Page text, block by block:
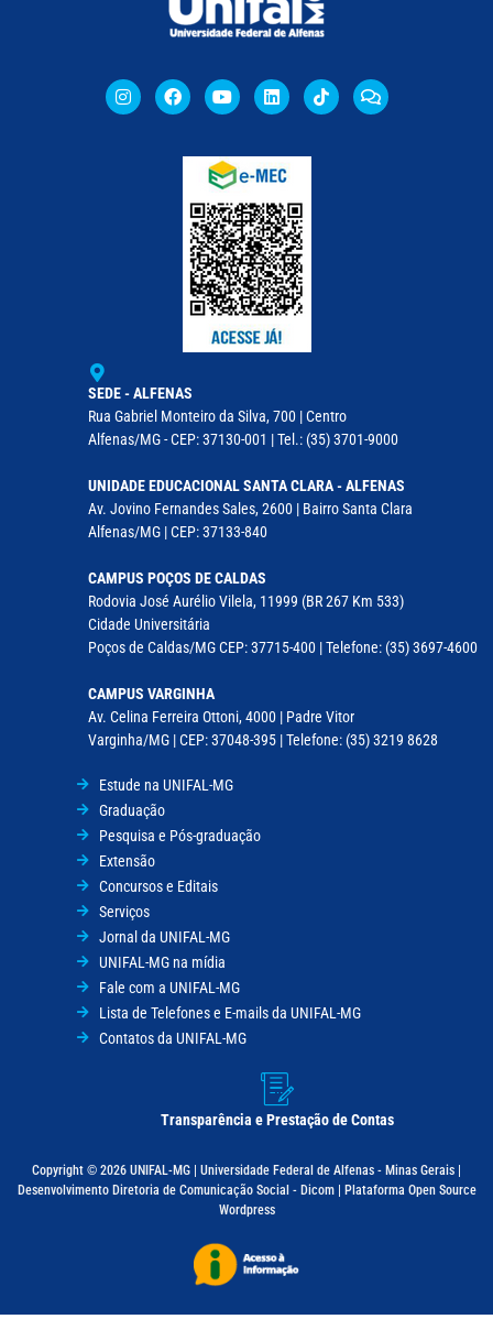
SEDE - ALFENAS
Rua Gabriel Monteiro da Silva, 700 | Centro
Alfenas/MG - CEP: 37130-001 | Tel.: (35) 3701-9000
UNIDADE EDUCACIONAL SANTA CLARA - ALFENAS
Av. Jovino Fernandes Sales, 2600 | Bairro Santa Clara
Alfenas/MG | CEP: 37133-840
CAMPUS POÇOS DE CALDAS
Rodovia José Aurélio Vilela, 11999 (BR 267 Km 533)
Cidade Universitária
Poços de Caldas/MG CEP: 37715-400 | Telefone: (35) 3697-4600
CAMPUS VARGINHA
Av. Celina Ferreira Ottoni, 4000 | Padre Vitor
Varginha/MG | CEP: 37048-395 | Telefone: (35) 3219 8628
Estude na UNIFAL-MG
Graduação
Pesquisa e Pós-graduação
Extensão
Concursos e Editais
Serviços
Jornal da UNIFAL-MG
UNIFAL-MG na mídia
Fale com a UNIFAL-MG
Lista de Telefones e E-mails da UNIFAL-MG
Contatos da UNIFAL-MG
Transparência e Prestação de Contas
Copyright © 2026 UNIFAL-MG | Universidade Federal de Alfenas - Minas Gerais |
Desenvolvimento Diretoria de Comunicação Social - Dicom | Plataforma Open Source
Wordpress